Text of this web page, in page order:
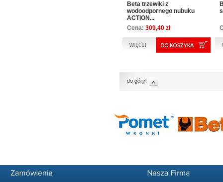
Beta trzewiki z
wodoodpornego nubuku
ACTION...
Cena: 309,40 zł
do góry: